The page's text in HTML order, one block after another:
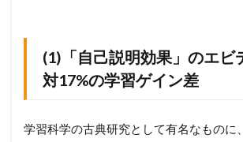
(1)「自己説明効果」のエビ
対17%の学習ゲイン差
学習科学の古典研究として有名なものに